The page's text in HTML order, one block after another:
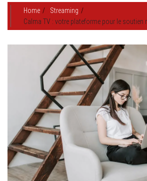
Home
Streaming
Calma TV : votre plateforme pour le soutien